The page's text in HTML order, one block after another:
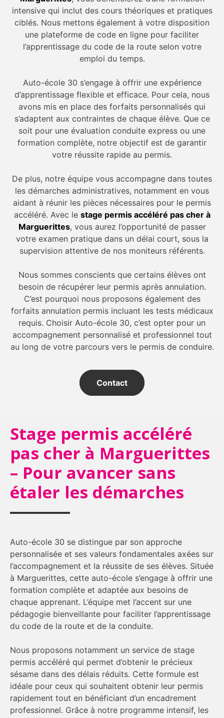
intensive qui inclut des cours théoriques et pratiques
ciblés. Nous mettons également à votre disposition
une plateforme de code en ligne pour faciliter
l’apprentissage du code de la route selon votre
emploi du temps.
Auto-école 30 s’engage à offrir une expérience
d’apprentissage flexible et efficace. Pour cela, nous
avons mis en place des forfaits personnalisés qui
s’adaptent aux contraintes de chaque élève. Que ce
soit pour une évaluation conduite express ou une
formation complète, notre objectif est de garantir
votre réussite rapide au permis.
De plus, notre équipe vous accompagne dans toutes
les démarches administratives, notamment en vous
aidant à réunir les pièces nécessaires pour le permis
accéléré. Avec le stage permis accéléré pas cher à
Marguerittes, vous aurez l’opportunité de passer
votre examen pratique dans un délai court, sous la
supervision attentive de nos moniteurs référents.
Nous sommes conscients que certains élèves ont
besoin de récupérer leur permis après annulation.
C’est pourquoi nous proposons également des
forfaits annulation permis incluant les tests médicaux
requis. Choisir Auto-école 30, c’est opter pour un
accompagnement personnalisé et professionnel tout
au long de votre parcours vers le permis de conduire.
Contact
Stage permis accéléré
pas cher à Marguerittes
– Pour avancer sans
étaler les démarches
Auto-école 30 se distingue par son approche
personnalisée et ses valeurs fondamentales axées sur
l’accompagnement et la réussite de ses élèves. Située
à Marguerittes, cette auto-école s’engage à offrir une
formation complète et adaptée aux besoins de
chaque apprenant. L’équipe met l’accent sur une
pédagogie bienveillante pour faciliter l’apprentissage
du code de la route et de la conduite.
Nous proposons notamment un service de stage
permis accéléré qui permet d’obtenir le précieux
sésame dans des délais réduits. Cette formule est
idéale pour ceux qui souhaitent obtenir leur permis
rapidement tout en bénéficiant d’un encadrement
professionnel. Grâce à notre programme intensif, les